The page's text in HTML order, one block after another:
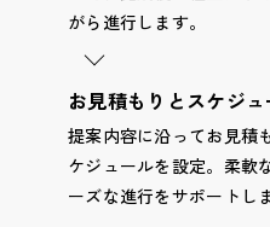
がら進行します。
お見積もりとスケジ
提案内容に沿ってお見積
ケジュールを設定。柔軟
ーズな進行をサポートし